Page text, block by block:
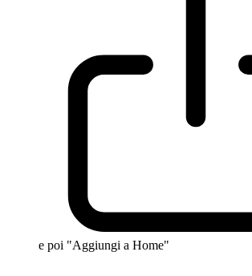
e poi "Aggiungi a Home"